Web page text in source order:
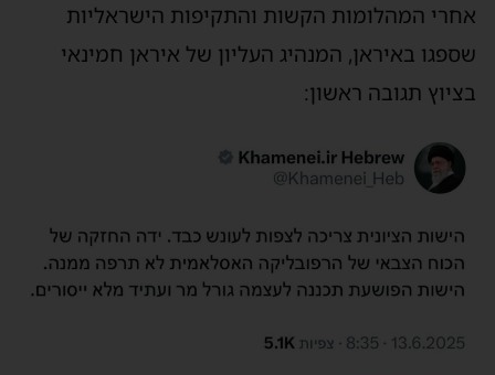
אחרי המהלומות הקשות והתקיפות הישראליות
שספגו באיראן, המנהיג העליון של איראן חמינאי
בציוץ תגובה ראשון: